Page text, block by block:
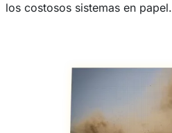
los costosos sistemas en papel.